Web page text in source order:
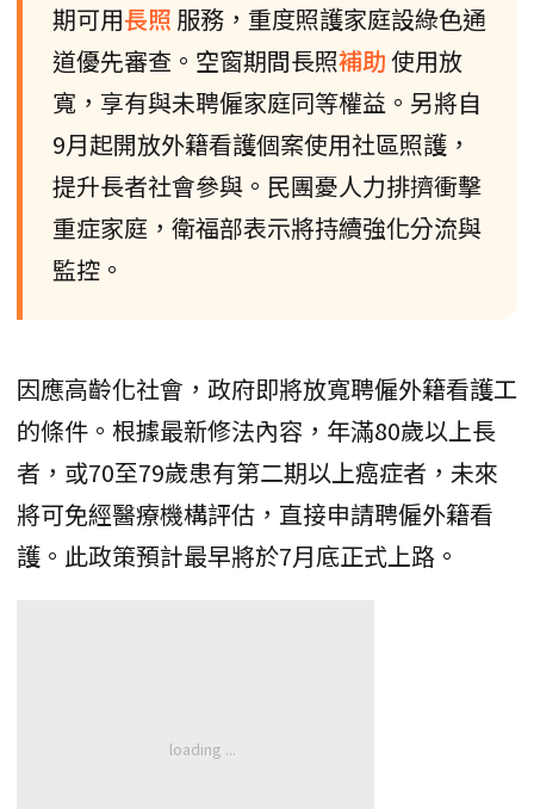
期可用長照 服務，重度照護家庭設綠色通
道優先審查。空窗期間長照補助使用放
寬，享有與未聘僱家庭同等權益。另將自
9月起開放外籍看護個案使用社區照護，
提升長者社會參與。民團憂人力排擠衝擊
重症家庭，衛福部表示將持續強化分流與
監控。
因應高齡化社會，政府即將放寬聘僱外籍看護工
的條件。根據最新修法內容，年滿80歲以上長
者，或70至79歲患有第二期以上癌症者，未來
將可免經醫療機構評估，直接申請聘僱外籍看
護。此政策預計最早將於7月底正式上路。